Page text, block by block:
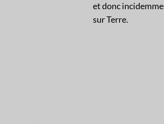
et donc
sur Terre.